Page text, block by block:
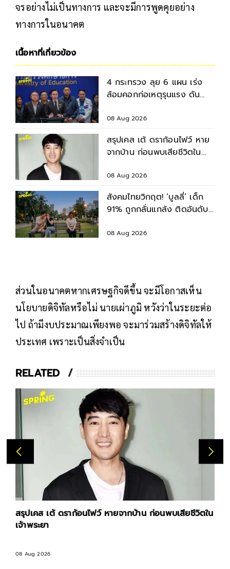
จรอย่างไม่เป็นทางการ และจะมีการพูดคุยอย่าง
ทางการในอนาคต
เนื้อหาที่เกี่ยวข้อง
4 กระทรวง ลุย 6 แผน เร่ง
ล้อมคอกก่อเหตุรุนแรง ดัน
ศึกษา
08 Aug 2026
สรุปเคส เต้ ดราก้อนไฟว์ หาย
จากบ้าน ก่อนพบเสียชีวิตใน
08 Aug 2026
สังคมไทยวิกฤต! ‘บูลลี่’ เด็ก
91% ถูกกลั่นแกล้ง ติดอันดับ
08 Aug 2026
ส่วนในอนาคตหากเศรษฐกิจดีขึ้น จะมีโอกาสเห็น
นโยบายดิจิทัลหรือไม่ นายเผ่าภูมิ หวังว่าในระยะต่อ
ไป ถ้ามีงบประมาณเพียงพอ จะมาร่วมสร้างดิจิทัลให้
ประเทศ เพราะเป็นสิ่งจำเป็น
RELATED
สรุปเคส เต้ ดราก้อนไฟว์ หายจากบ้าน ก่อนพบเสียชีวิตใน
เจ้าพระยา
08 Aug 2026